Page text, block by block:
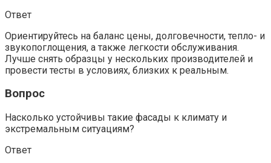
Ответ
Ориентируйтесь на баланс цены, долговечности, тепло- и
звукопоглощения, а также легкости обслуживания.
Лучше снять образцы у нескольких производителей и
провести тесты в условиях, близких к реальным.
Вопрос
Насколько устойчивы такие фасады к климату и
экстремальным ситуациям?
Ответ